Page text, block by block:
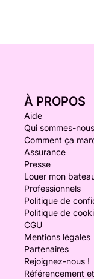
À PROPOS
Aide
Qui sommes-
Comment ça
Assurance
Presse
Louer mon
Professionnels
Politique de
Politique de
CGU
Mentions légales
Partenaires
Rejoignez-nous !
Référencement